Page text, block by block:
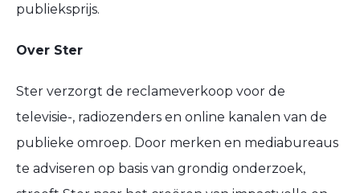
publieksprijs.
Over Ster
Ster verzorgt de reclameverkoop voor de
televisie-, radiozenders en online kanalen van de
publieke omroep. Door merken en mediabureaus
te adviseren op basis van grondig onderzoek,